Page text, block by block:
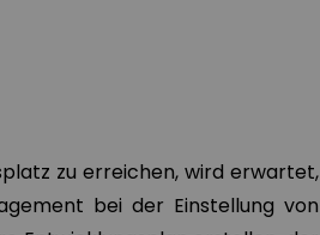
zu erreichen, wird erwartet,
bei der Einstellung von